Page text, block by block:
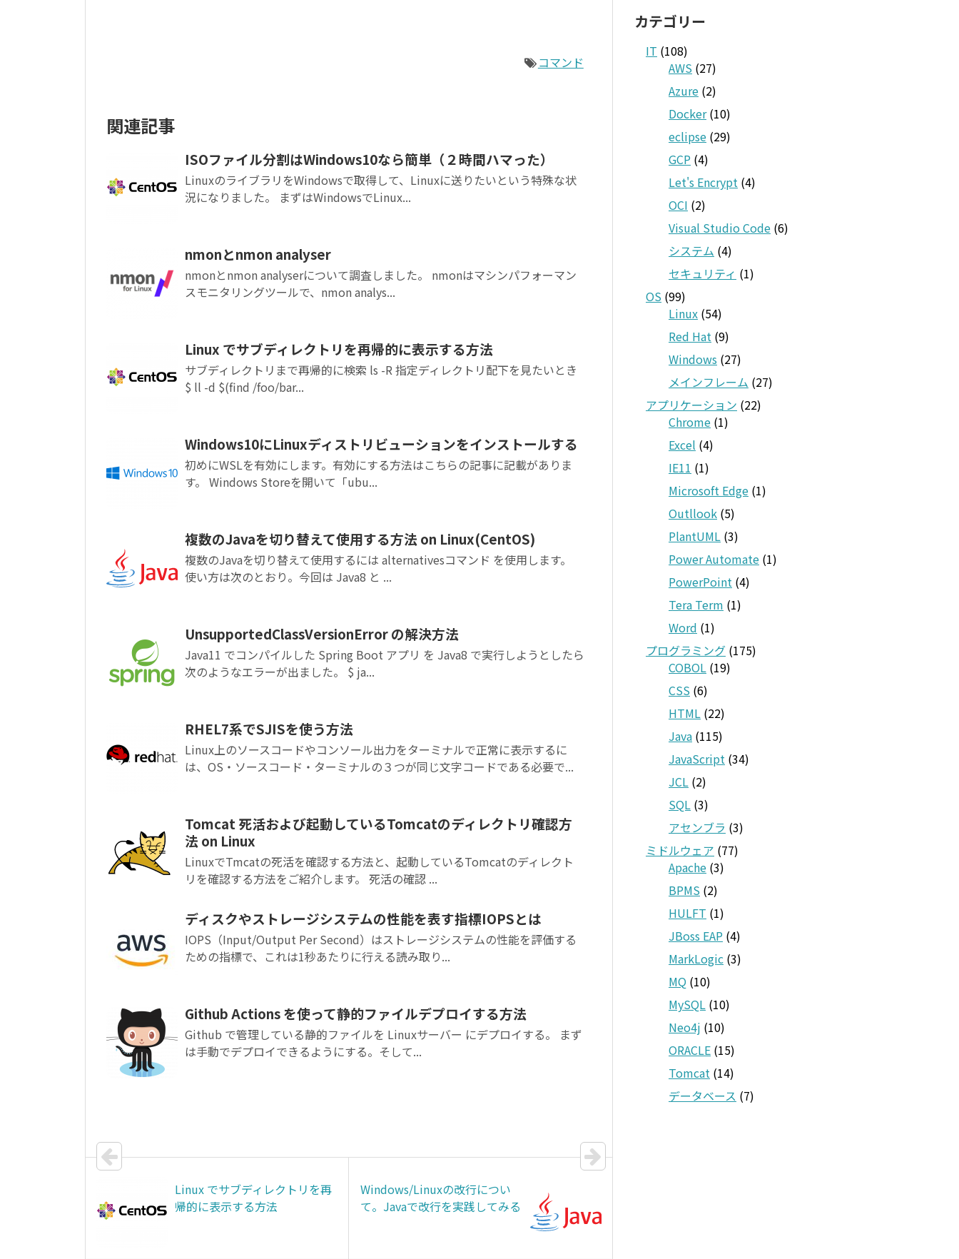
コマンド
関連記事
ISOファイル分割はWindows10なら簡単（２時間ハマった）
LinuxのライブラリをWindowsで取得して、Linuxに送りたいという特殊な状
況になりました。 まずはWindowsでLinux...
nmonとnmon analyser
nmonとnmon analyserについて調査しました。 nmonはマシンパフォーマン
スモニタリングツールで、nmon analys...
Linux でサブディレクトリを再帰的に表示する方法
サブディレクトリまで再帰的に検索 ls -R 指定ディレクトリ配下を見たいとき
$ ll -d $(find /foo/bar...
Windows10にLinuxディストリビューションをインストールする
初めにWSLを有効にします。有効にする方法はこちらの記事に記載がありま
す。 Windows Storeを開いて「ubu...
複数のJavaを切り替えて使用する方法 on Linux(CentOS)
複数のJavaを切り替えて使用するには alternativesコマンド を使用します。
使い方は次のとおり。今回は Java8 と ...
UnsupportedClassVersionError の解決方法
Java11 でコンパイルした Spring Boot アプリ を Java8 で実行しようとしたら
次のようなエラーが出ました。 $ ja...
RHEL7系でSJISを使う方法
Linux上のソースコードやコンソール出力をターミナルで正常に表示するに
は、OS・ソースコード・ターミナルの３つが同じ文字コードである必要で...
Tomcat 死活および起動しているTomcatのディレクトリ確認方
法 on Linux
LinuxでTmcatの死活を確認する方法と、起動しているTomcatのディレクト
リを確認する方法をご紹介します。 死活の確認 ...
ディスクやストレージシステムの性能を表す指標IOPSとは
IOPS（Input/Output Per Second）はストレージシステムの性能を評価する
ための指標で、これは1秒あたりに行える読み取り...
Github Actions を使って静的ファイルデプロイする方法
Github で管理している静的ファイルを Linuxサーバー にデプロイする。 まず
は手動でデプロイできるようにする。そして...
Linux でサブディレクトリを再
帰的に表示する方法
Windows/Linuxの改行につい
て。Javaで改行を実践してみる
カテゴリー
IT (108)
AWS (27)
Azure (2)
Docker(10)
eclipse (29)
GCP (4)
Let's Encrypt (4)
OCI (2)
Visual Studio Code (6)
システム (4)
セキュリティ (1)
OS (99)
Linux (54)
Red Hat (9)
Windows (27)
メインフレーム (27)
アプリケーション (22)
Chrome (1)
Excel (4)
IE11 (1)
Microsoft Edge (1)
Outllook (5)
PlantUML (3)
Power Automate (1)
PowerPoint (4)
Tera Term (1)
Word (1)
プログラミング (175)
COBOL (19)
CSS (6)
HTML (22)
Java (115)
JavaScript (34)
JCL (2)
SQL (3)
アセンブラ (3)
ミドルウェア (77)
Apache (3)
BPMS (2)
HULFT (1)
JBoss EAP (4)
MarkLogic (3)
MQ (10)
MySQL (10)
Neo4j (10)
ORACLE (15)
Tomcat (14)
データベース (7)